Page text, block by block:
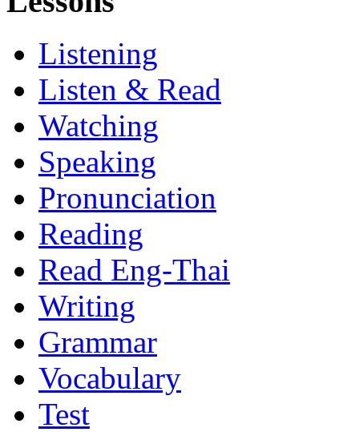
Listening
Listen & Read
Watching
Speaking
Pronunciation
Reading
Read Eng-Thai
Writing
Grammar
Vocabulary
Test